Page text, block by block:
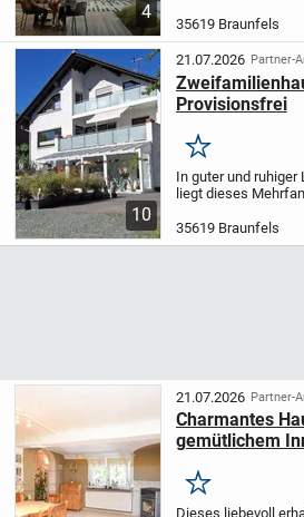
4
insgesamt 45
integrierter
klar...
35619 Braunfels
10
21.07.2026 Partner-
Provisionsfrei
Merken
In guter und ruhiger
liegt dieses
freistehende Haus
großem
35619 Braunfels
21.07.2026 Partner-
Charmantes
gemütlichem
Merken
Dieses liebevoll